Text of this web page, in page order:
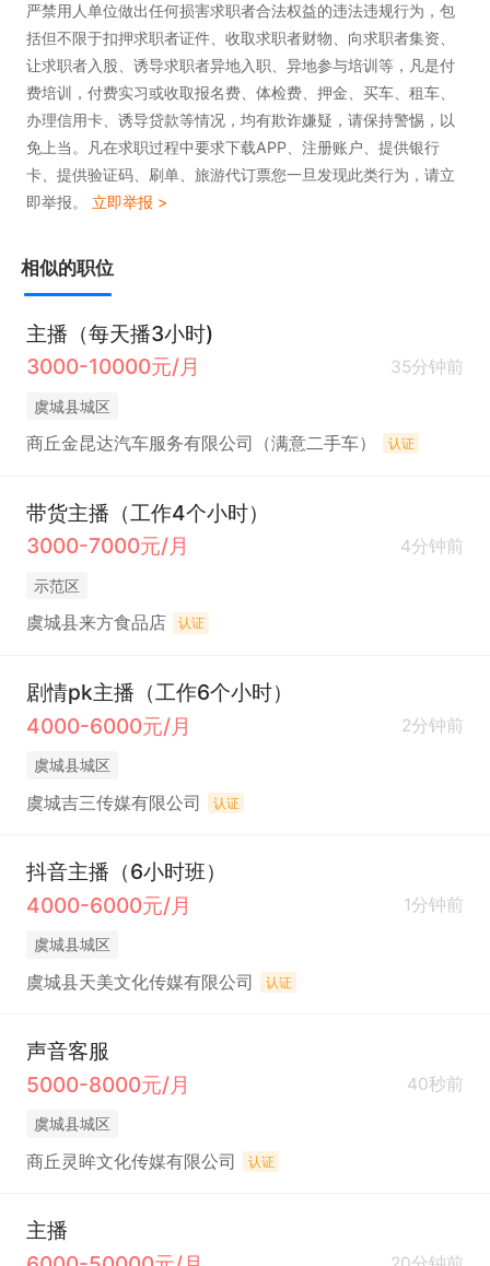
能力。
5. 拥有良好的形象气质与镜头感，能够展现专业且亲
和的主播形象。
6. 有电商直播、短视频内容创作等相关经验者**考
虑。
严禁用人单位做出任何损害求职者合法权益的违法违规行为，包
括但不限于扣押求职者证件、收取求职者财物、向求职者集资、
让求职者入股、诱导求职者异地入职、异地参与培训等，凡是付
费培训，付费实习或收取报名费、体检费、押金、买车、租车、
办理信用卡、诱导贷款等情况，均有欺诈嫌疑，请保持警惕，以
免上当。凡在求职过程中要求下载APP、注册账户、提供银行
卡、提供验证码、刷单、旅游代订票您一旦发现此类行为，请立
即举报。 立即举报 >
相似的职位
主播（每天播3小时)
3000-10000元/月
35分钟前
虞城县城区
商丘金昆达汽车服务有限公司（满意二手车） 认证
带货主播（工作4个小时）
3000-7000元/月
4分钟前
示范区
虞城县来方食品店 认证
剧情pk主播（工作6个小时）
4000-6000元/月
2分钟前
虞城县城区
虞城吉三传媒有限公司 认证
抖音主播（6小时班）
4000-6000元/月
1分钟前
虞城县城区
虞城县天美文化传媒有限公司 认证
声音客服
5000-8000元/月
40秒前
虞城县城区
商丘灵眸文化传媒有限公司 认证
主播